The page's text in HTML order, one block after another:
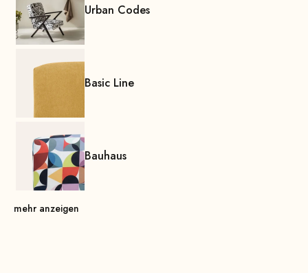
Urban Codes
Basic Line
Bauhaus
mehr anzeigen